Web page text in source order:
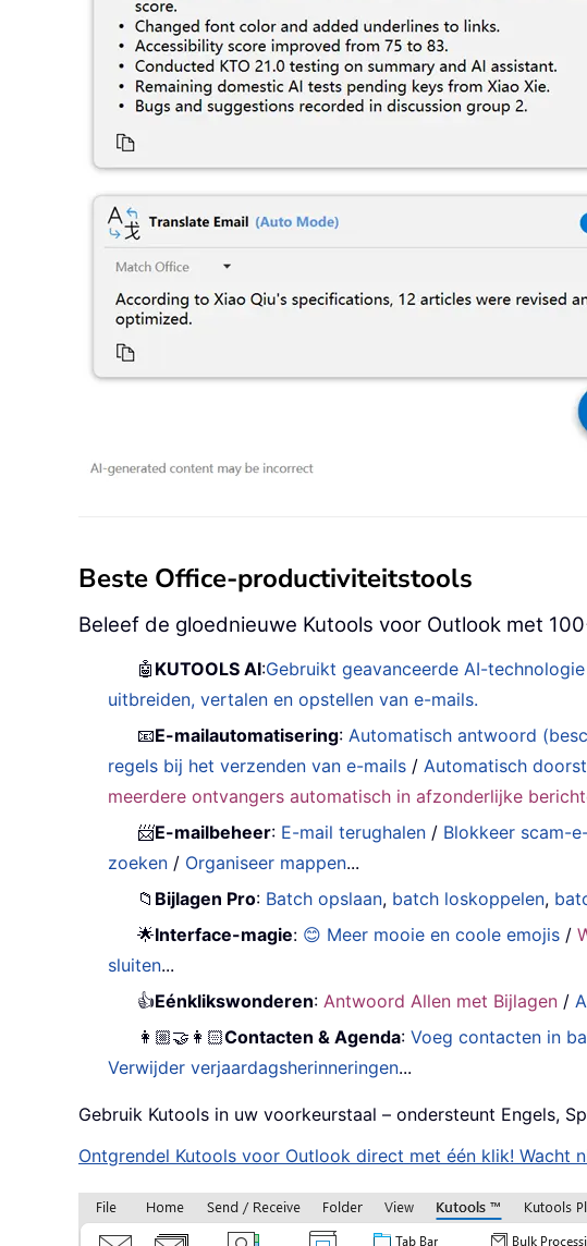
Beste Office-productiviteitstools
Beleef de gloednieuwe Kutools voor Outlook met
🤖 KUTOOLS AI:Gebruikt geavanceerde AI-
uitbreiden, vertalen en opstellen van e-mails.
📧E-mailautomatisering: Automatisch antwoord
regels bij het verzenden van e-mails / Automatisch
meerdere ontvangers automatisch in afzonderlijke
📨E-mailbeheer: E-mail terughalen / Blokkeer scam-
zoeken / Organiseer mappen...
📁 Bijlagen Pro: Batch opslaan, batch loskoppelen,
🌟Interface-magie: 😊 Meer mooie en coole emojis /
sluiten...
👍Eénklikswonderen: Antwoord Allen met Bijlagen /
👩🏼‍🤝‍👩🏻Contacten & Agenda:Voeg contacten in
Verwijder verjaardagsherinneringen...
Gebruik Kutools in uw voorkeurstaal – ondersteunt Engels,
Ontgrendel Kutools voor Outlook direct met één klik!